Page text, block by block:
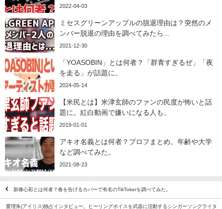
2022-04-03
ミセスグリーンアップルの脱退理由は？突然のメ
ンバー脱退の理由を調べてみたら...
2021-12-30
「YOASOBIN」とは何者？「群青すぎるぜ」「夜
を走る」が話題に。
2024-05-14
【米民とは】米津玄師のファンの民度が怖いと話
題に。紅白動画で嫌いになる人も。
2019-01-01
アキオ名義とは何者？プロフまとめ。年齢や大学
など調べてみた。
2021-08-23
新條心彩とは何者？春を告げるカバーで有名のTikTokerを調べてみた。
愛理朱(アイリス)独占インタビュー。ヒーリングボイスを武器に活動するシンガーソングライタ